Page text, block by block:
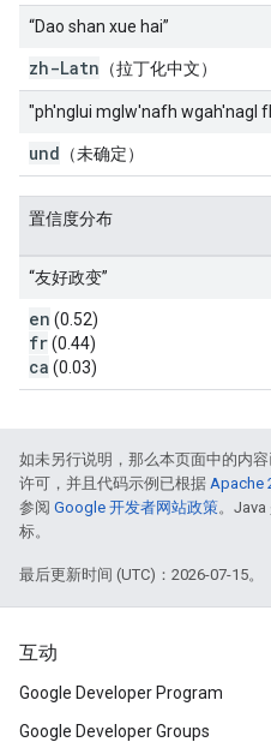
“Dao shan xue hai”
zh-Latn （拉丁化中文）
"ph'nglui mglw'nafh wgah'nagl
und （未确定）
置信度分布
“友好政变”
en (0.52)
fr(0.44)
ca (0.03)
如未另行说明，那么本页面中的内
许可，并且代码示例已根据 Apache
参阅 Google 开发者网站政策。Java
标。
最后更新时间 (UTC)：2026-07-15。
互动
Google Developer Program
Google Developer Groups